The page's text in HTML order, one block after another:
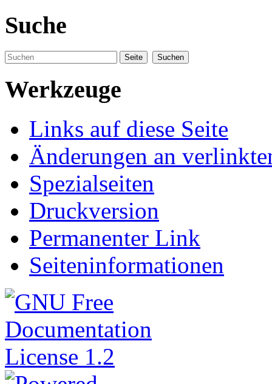
Suche
Werkzeuge
Links auf diese Seite
Änderungen an
Spezialseiten
Druckversion
Permanenter Link
Seiten­informationen